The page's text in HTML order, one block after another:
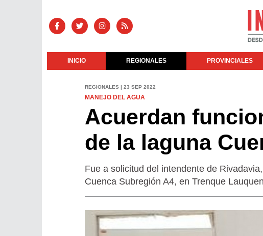
INICIO REGIONALES PROVINCIALES
REGIONALES | 23 SEP 2022
MANEJO DEL AGUA
Acuerdan
de la laguna
Fue a solicitud del intendente de
Cuenca Subregión A4, en Trenque